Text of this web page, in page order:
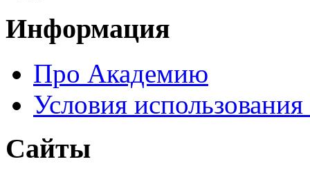
Информация
Про Академию
Условия
Сайты